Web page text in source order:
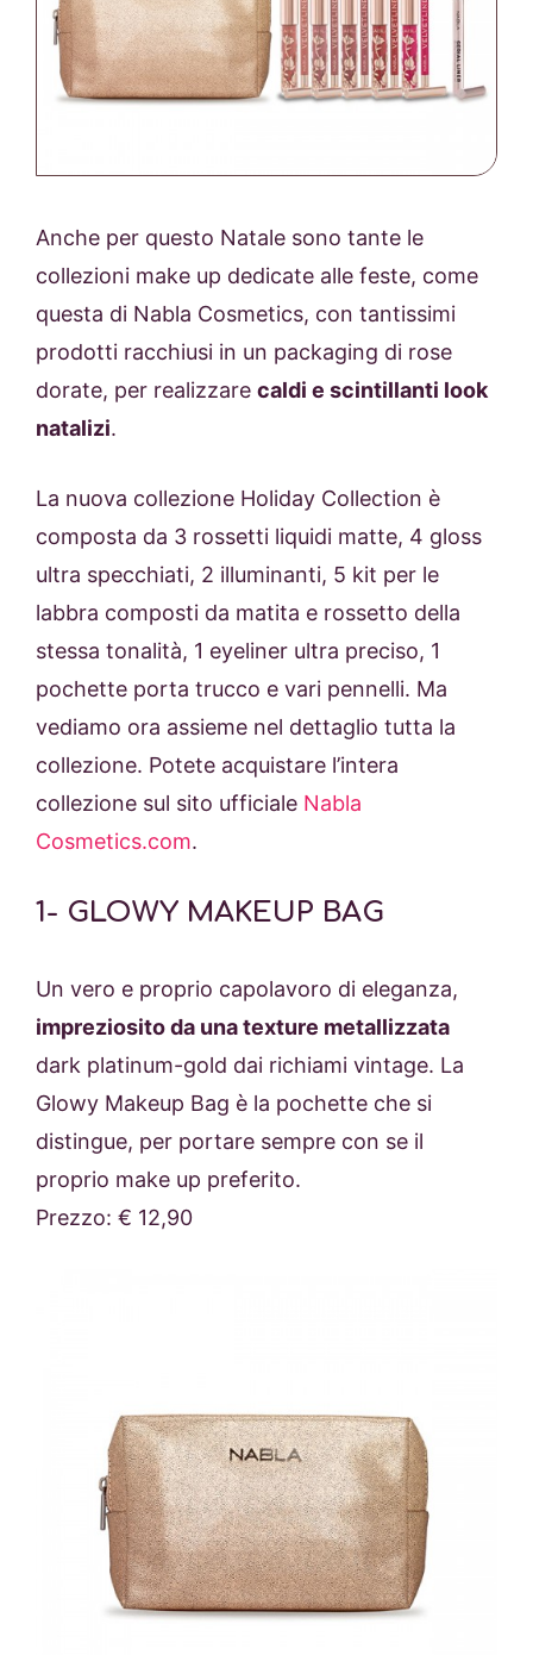
Anche per questo Natale sono tante le
collezioni make up dedicate alle feste, come
questa di Nabla Cosmetics, con tantissimi
prodotti racchiusi in un packaging di rose
dorate, per realizzare caldi e scintillanti look
natalizi.
La nuova collezione Holiday Collection è
composta da 3 rossetti liquidi matte, 4 gloss
ultra specchiati, 2 illuminanti, 5 kit per le
labbra composti da matita e rossetto della
stessa tonalità, 1 eyeliner ultra preciso, 1
pochette porta trucco e vari pennelli. Ma
vediamo ora assieme nel dettaglio tutta la
collezione. Potete acquistare l’intera
collezione sul sito ufficiale Nabla
Cosmetics.com.
1- GLOWY MAKEUP BAG
Un vero e proprio capolavoro di eleganza,
impreziosito da una texture metallizzata
dark platinum-gold dai richiami vintage. La
Glowy Makeup Bag è la pochette che si
distingue, per portare sempre con se il
proprio make up preferito.
Prezzo: € 12,90